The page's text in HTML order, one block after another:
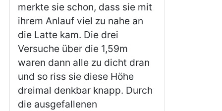
merkte sie schon, dass sie mit
ihrem Anlauf viel zu nahe an
die Latte kam. Die drei
Versuche über die 1,59m
waren dann alle zu dicht dran
und so riss sie diese Höhe
dreimal denkbar knapp. Durch
die ausgefallenen